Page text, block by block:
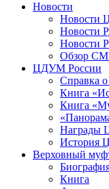
Новости
Новости
Новости
Новости
Обзор
ЦДУМ России
Справка
Книга
Книга
Награды
История
Верховный
Книга